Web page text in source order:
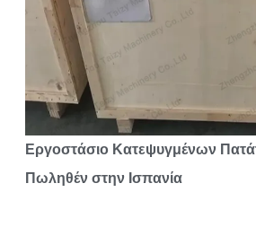
Εργοστάσιο Κατεψυγμένων
Πωληθέν στην Ισπανία